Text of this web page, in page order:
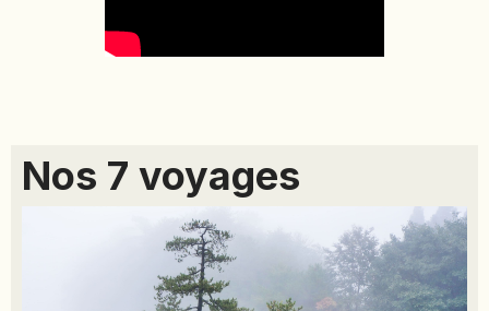
ROUMANIE
Nos 7 voyages